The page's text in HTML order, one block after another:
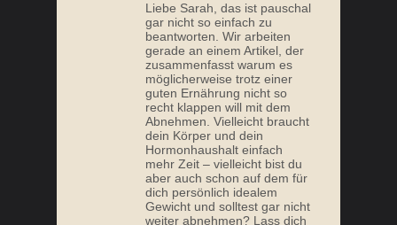
Liebe Sarah, das ist pauschal
gar nicht so einfach zu
beantworten. Wir arbeiten
gerade an einem Artikel, der
zusammenfasst warum es
möglicherweise trotz einer
guten Ernährung nicht so
recht klappen will mit dem
Abnehmen. Vielleicht braucht
dein Körper und dein
Hormonhaushalt einfach
mehr Zeit – vielleicht bist du
aber auch schon auf dem für
dich persönlich idealem
Gewicht und solltest gar nicht
weiter abnehmen? Lass dich